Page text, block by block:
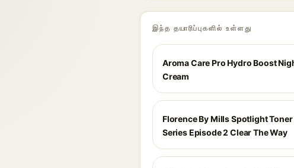
இந்த தயாரிப்புகளில் உள்ளது
Aroma Care Pro Hydro Boost
Cream
Florence By Mills Spotlight Toner
Series Episode 2 Clear The Way